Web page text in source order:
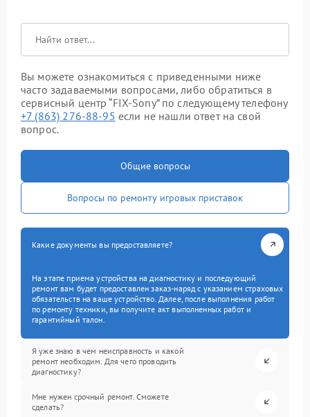
Вы можете ознакомиться с приведенными ниже
часто задаваемыми вопросами, либо обратиться в
сервисный центр “FIX-Sony” по следующему телефону
+7 (863) 276-88-95 если не нашли ответ на свой
вопрос.
Общие вопросы
Вопросы по ремонту игровых приставок
Какие документы вы предоставляете?
На этапе приема устройства на диагностику и последующий
ремонт вам будет предоставлен заказ-наряд с указанием страховых
обязательств на ваше устройство. Далее, после выполнения работ
по ремонту техники, вы получите акт выполненных работ и
гарантийный талон.
Я уже знаю в чем неисправность и какой
ремонт необходим. Для чего проводить
диагностику?
Мне нужен срочный ремонт. Сможете
сделать?